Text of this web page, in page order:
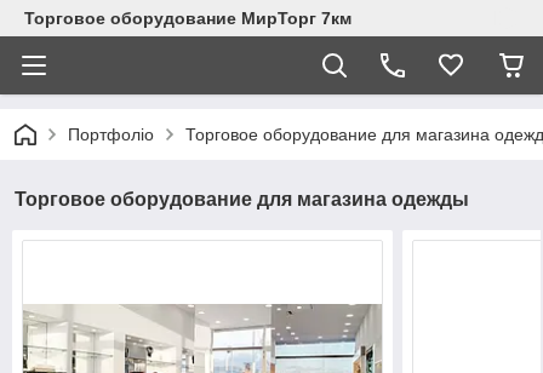
Торговое оборудование МирТорг 7км
Портфоліо Торговое оборудование для магазина
Торговое оборудование для магазина одежды